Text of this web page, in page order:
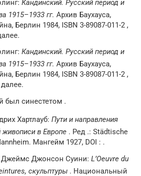
Кандинский. Русский период и
1915–1933 гг. Архив Баухауса,
Берлин 1984, ISBN 3-89087-011-2 ,
Кандинский. Русский период и
1915–1933 гг. Архив Баухауса,
Берлин 1984, ISBN 3-89087-011-2 ,
был синестетом .
Хартлауб: Пути и направления
живописи в Европе . Ред .: Städtische
Мангейм 1927, DOI : .
Джеймс Джонсон Суини: L’Oeuvre du
скульптуры . Национальный